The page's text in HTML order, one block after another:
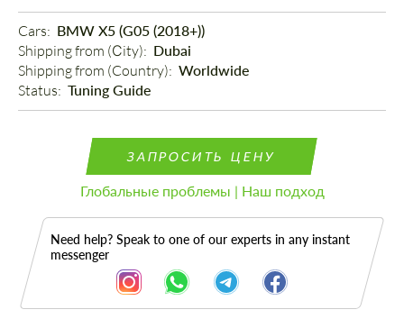
Cars: BMW X5 (G05 (2018+))
Shipping from (Сity): Dubai
Shipping from (Country): Worldwide
Status: Tuning Guide
ЗАПРОСИТЬ ЦЕНУ
Глобальные проблемы | Наш подход
Need help? Speak to one of our experts in any instant
messenger